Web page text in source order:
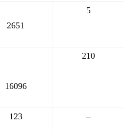
2651
5
16096
210
123 –